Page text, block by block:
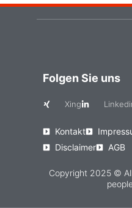
Folgen Sie uns
Xing
Kontakt
Disclaimer
AGB
Copyright 2025 ©